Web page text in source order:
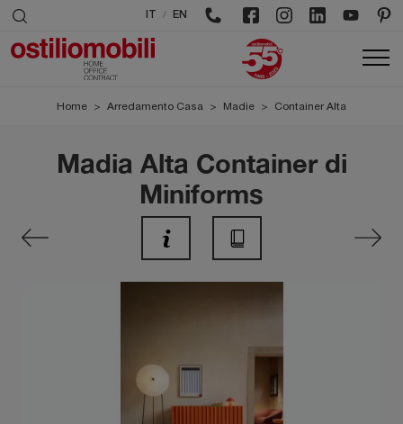
/ EN
Home > Arredamento Casa > Madie > Container Alta
Madia Alta Container di
Miniforms